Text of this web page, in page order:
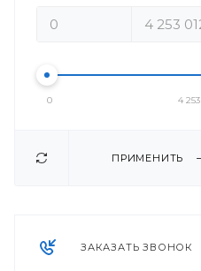
0 4
ПРИМЕНИТЬ
ЗАКАЗАТЬ ЗВОНОК